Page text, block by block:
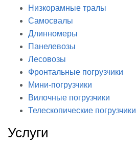
Низкорамные тралы
Самосвалы
Длинномеры
Панелевозы
Лесовозы
Фронтальные погрузчики
Мини-погрузчики
Вилочные погрузчики
Телескопические погрузчики
Услуги